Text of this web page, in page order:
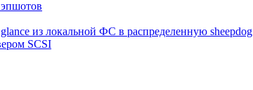
из локальной ФС в распределенную sheepdog
SCSI